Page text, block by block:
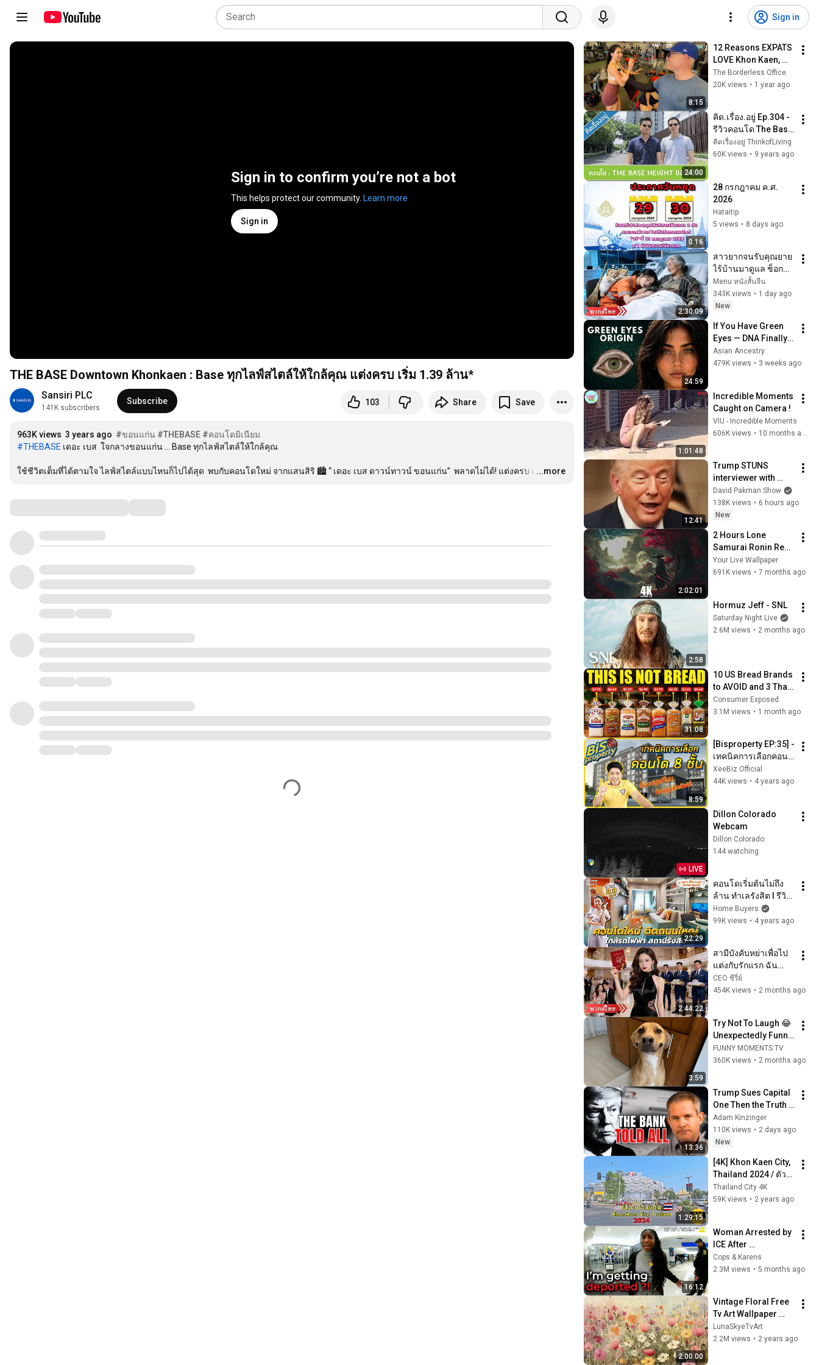
Sign in
Sign in to confirm you’re not a bot
This helps protect our community. Learn more
Sign in
THE BASE Downtown Khonkaen : Base ทุกไลฟ์สไตล์ให้ใกล้คุณ แต่งครบ เริ่ม 1.39 ล้าน*
Sansiri PLC
141K subscribers
Subscribe 103 Share Save
963K views 3 years ago #ขอนแก่น #THEBASE #คอนโดมิเนียม
#THEBASE เดอะ เบส  ใจกลางขอนแก่น … Base ทุกไลฟ์สไตล์ให้ใกล้คุณ
ใช้ชีวิตเต็มที่ได้ตามใจ ไลฟ์สไตล์แบบไหนก็ไปได้สุด  พบกับคอนโดใหม่ จากแสนสิริ 🏙 “ เดอะ เบส ดาวน์ทาวน์ ขอนแก่น”  พลาดไม่ได้! แต่งครบ เ …
...more
8:15
12 Reasons EXPATS
LOVE Khon Kaen,
THAILAND
The Borderless Office
20K views • 1 year ago
24:00
คิด.เรื่อง.อยู่ Ep.304 -
รีวิวคอนโด The Base
Height มิตรภาพ-
ขอนแก่น
คิดเรื่องอยู่ ThinkofLiving
60K views • 9 years ago
0:16
28 กรกฎาคม ค.ศ.
2026
Hataitip
5 views • 8 days ago
2:30:09
สาวยากจนรับคุณยาย
ไร้บ้านมาดูแล ช็อก
เมื่อรู้ว่าท่านคือมหา
เศรษฐินี ก่อนจับเธอ
แต่งกับ CEO!
Menu หนังสั้นจีน
343K views • 1 day ago
New
24:59
If You Have Green
Eyes — DNA Finally
Revealed Where
They Really Come
Asian Ancestry
479K views • 3 weeks ago
1:01:48
Incredible Moments
Caught on Camera !
VIU - Incredible Moments
606K views •
12:41
Trump STUNS
interviewer with
TOTAL
INCOHERENCE
David Pakman Show
138K views • 6 hours ago
New
2:02:01
2 Hours Lone
Samurai Ronin Red
4K Resolution Your
Live Wallpaper For
Your Live Wallpaper
691K views • 7 months ago
2:58
Hormuz Jeff - SNL
Saturday Night Live
2.6M views • 2 months ago
31:08
10 US Bread Brands
to AVOID and 3 That
Are Actually Safe
Consumer Exposed
3.1M views • 1 month ago
8:59
[Bisproperty EP:35] -
เทคนิคการเลือกคอน
โด 8 ชั้น จะเลือก
อย่างไร?
XeeBiz Official
44K views • 4 years ago
LIVE
Dillon Colorado
Webcam
Dillon Colorado
144 watching
22:29
คอนโดเริ่มต้นไม่ถึง
ล้าน ทำเลรังสิต l รีวิว
คอนโด เสนา อีโค
ทาวน์ Sena Eco
Home Buyers
99K views • 4 years ago
2:44:22
สามีบังคับหย่าเพื่อไป
แต่งกับรักแรก ฉัน
ตัดใจจากไป ก่อนกลับ
มาในฐานะทายาท
CEO ซีรี่ย์
454K views • 2 months ago
3:59
Try Not To Laugh 😂
Unexpectedly Funny
Dogs That Will Make
Your Day
FUNNY MOMENTS TV
360K views • 2 months ago
13:36
Trump Sues Capital
One Then the Truth
Comes Out  | The
Kinzinger Report
Podcast
Adam Kinzinger
110K views • 2 days ago
New
1:29:15
[4K] Khon Kaen City,
Thailand 2024 / ตัว
เมืองขอนแก่นปี 2567
มีอะไรที่เปลี่ยนไปบ้าง
Thailand City 4K
59K views • 2 years ago
16:12
Woman Arrested by
ICE After
Overstaying Her
Visa for 10 Years
Cops & Karens
2.3M views • 5 months ago
2:00:00
Vintage Floral Free
Tv Art Wallpaper
Screensaver Home
Decor Samsung Oil
LunaSkyeTvArt
2.2M views • 2 years ago